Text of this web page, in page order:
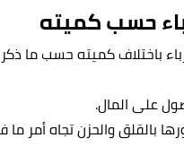
حسب كميته
باختلاف كميته حسب ما
على المال.
بالقلق والحزن تجاه أمر ما